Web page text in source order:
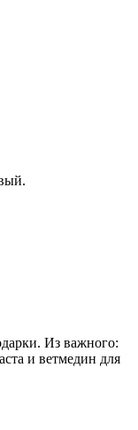
Из важного:
и ветмедин для